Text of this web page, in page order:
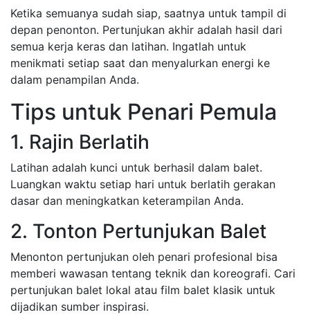
Ketika semuanya sudah siap, saatnya untuk tampil di
depan penonton. Pertunjukan akhir adalah hasil dari
semua kerja keras dan latihan. Ingatlah untuk
menikmati setiap saat dan menyalurkan energi ke
dalam penampilan Anda.
Tips untuk Penari Pemula
1. Rajin Berlatih
Latihan adalah kunci untuk berhasil dalam balet.
Luangkan waktu setiap hari untuk berlatih gerakan
dasar dan meningkatkan keterampilan Anda.
2. Tonton Pertunjukan Balet
Menonton pertunjukan oleh penari profesional bisa
memberi wawasan tentang teknik dan koreografi. Cari
pertunjukan balet lokal atau film balet klasik untuk
dijadikan sumber inspirasi.